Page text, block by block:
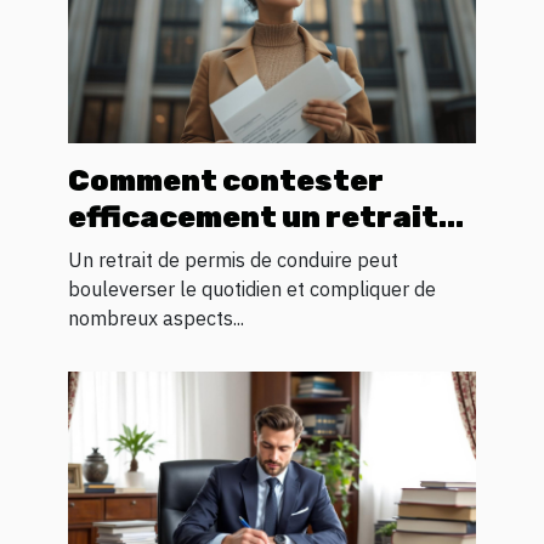
Comment contester
efficacement un retrait
de permis de conduire ?
Un retrait de permis de conduire peut
bouleverser le quotidien et compliquer de
nombreux aspects...